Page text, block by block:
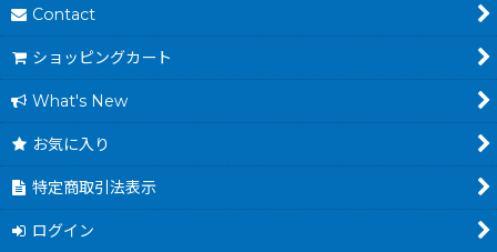
Contact
ショッピングカート
What's New
お気に入り
特定商取引法表示
ログイン